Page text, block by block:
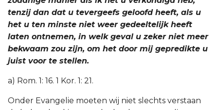
tenzij dan dat u tevergeefs geloofd heeft, als u
het u ten minste niet weer gedeeltelijk heeft
laten ontnemen, in welk geval u zeker niet meer
bekwaam zou zijn, om het door mij gepredikte u
juist voor te stellen.
a) Rom. 1: 16. 1 Kor. 1: 21.
Onder Evangelie moeten wij niet slechts verstaan